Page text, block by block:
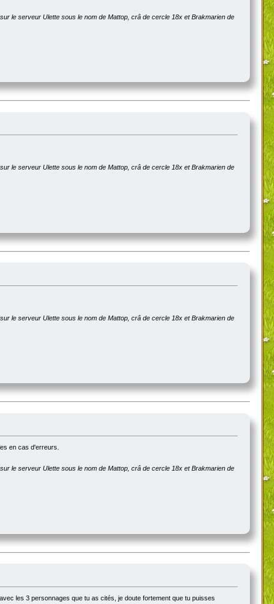
le serveur Ulette sous le nom de Mattop, crâ de cercle 18x et Brakmarien de
le serveur Ulette sous le nom de Mattop, crâ de cercle 18x et Brakmarien de
le serveur Ulette sous le nom de Mattop, crâ de cercle 18x et Brakmarien de
en cas d'erreurs.
le serveur Ulette sous le nom de Mattop, crâ de cercle 18x et Brakmarien de
les 3 personnages que tu as cités, je doute fortement que tu puisses